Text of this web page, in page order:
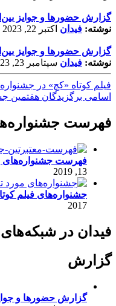
گزارش حضورها و جوایز
نوشته: فیدان اکتبر 22, 2023
گزارش حضورها و جوایز
نوشته: فیدان سپتامبر 23, 2023
فیلم کوتاه «کچ» در
اسامی برگزیدگان هفتمین
فهرست
فهرست جشنواره‌های
13, 2019
جشنواره‌های فیلم
2017
فیدان در
گزارش
گزارش حضورها و جوایز